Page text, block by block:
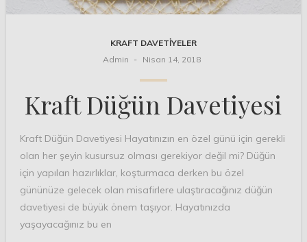
KRAFT DAVETIYELER
Admin
Nisan 14, 2018
Kraft Düğün Davetiyesi
Kraft Düğün Davetiyesi Hayatınızın en özel günü için gerekli
olan her şeyin kusursuz olması gerekiyor değil mi? Düğün
için yapılan hazırlıklar, koşturmaca derken bu özel
gününüze gelecek olan misafirlere ulaştıracağınız düğün
davetiyesi de büyük önem taşıyor. Hayatınızda
yaşayacağınız bu en